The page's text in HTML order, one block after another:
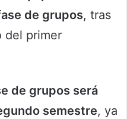
de grupos, tras
del primer
de grupos será
semestre, ya